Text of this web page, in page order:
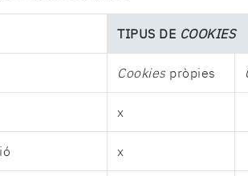
TIPUS DE COOKIES
Cookies pròpies
x
x